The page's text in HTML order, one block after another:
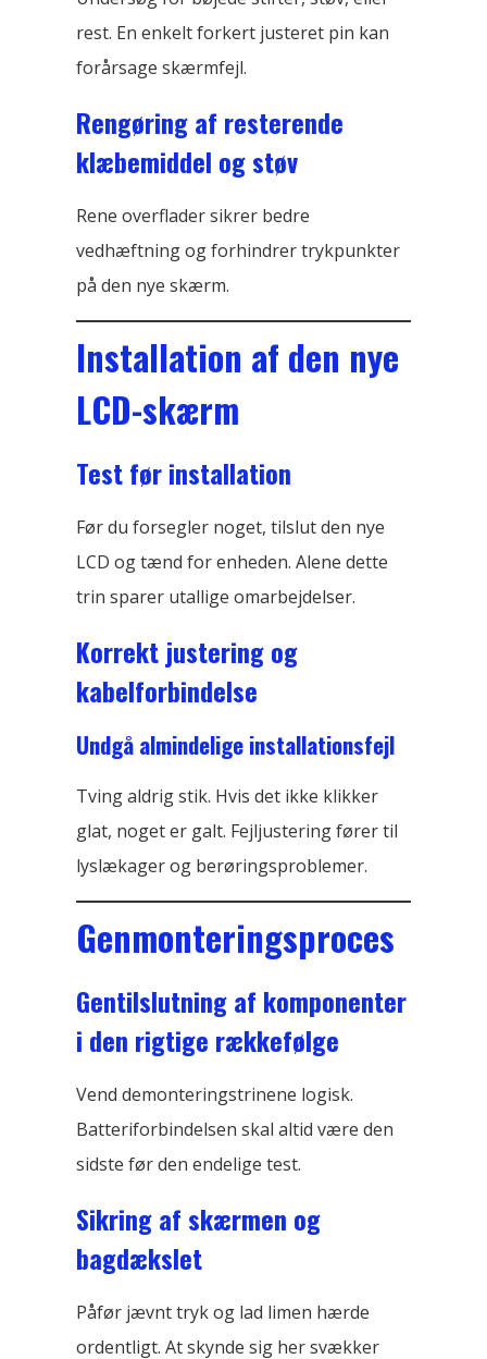
rest. En enkelt forkert justeret pin kan
forårsage skærmfejl.
Rengøring af resterende
klæbemiddel og støv
Rene overflader sikrer bedre
vedhæftning og forhindrer trykpunkter
på den nye skærm.
Installation af den nye
LCD-skærm
Test før installation
Før du forsegler noget, tilslut den nye
LCD og tænd for enheden. Alene dette
trin sparer utallige omarbejdelser.
Korrekt justering og
kabelforbindelse
Undgå almindelige installationsfejl
Tving aldrig stik. Hvis det ikke klikker
glat, noget er galt. Fejljustering fører til
lyslækager og berøringsproblemer.
Genmonteringsproces
Gentilslutning af komponenter
i den rigtige rækkefølge
Vend demonteringstrinene logisk.
Batteriforbindelsen skal altid være den
sidste før den endelige test.
Sikring af skærmen og
bagdækslet
Påfør jævnt tryk og lad limen hærde
ordentligt. At skynde sig her svækker